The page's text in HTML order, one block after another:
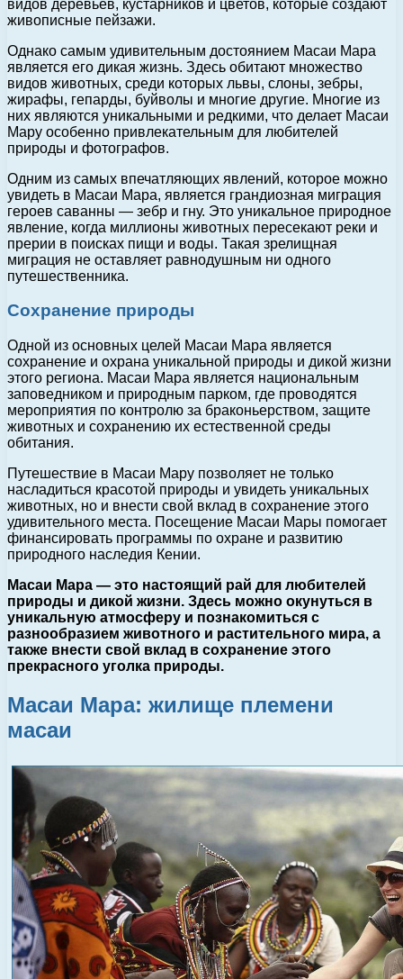
видов деревьев, кустарников и цветов, которые создают
живописные пейзажи.
Однако самым удивительным достоянием Масаи Мара
является его дикая жизнь. Здесь обитают множество
видов животных, среди которых львы, слоны, зебры,
жирафы, гепарды, буйволы и многие другие. Многие из
них являются уникальными и редкими, что делает Масаи
Мару особенно привлекательным для любителей
природы и фотографов.
Одним из самых впечатляющих явлений, которое можно
увидеть в Масаи Мара, является грандиозная миграция
героев саванны — зебр и гну. Это уникальное природное
явление, когда миллионы животных пересекают реки и
прерии в поисках пищи и воды. Такая зрелищная
миграция не оставляет равнодушным ни одного
путешественника.
Сохранение природы
Одной из основных целей Масаи Мара является
сохранение и охрана уникальной природы и дикой жизни
этого региона. Масаи Мара является национальным
заповедником и природным парком, где проводятся
мероприятия по контролю за браконьерством, защите
животных и сохранению их естественной среды
обитания.
Путешествие в Масаи Мару позволяет не только
насладиться красотой природы и увидеть уникальных
животных, но и внести свой вклад в сохранение этого
удивительного места. Посещение Масаи Мары помогает
финансировать программы по охране и развитию
природного наследия Кении.
Масаи Мара — это настоящий рай для любителей
природы и дикой жизни. Здесь можно окунуться в
уникальную атмосферу и познакомиться с
разнообразием животного и растительного мира, а
также внести свой вклад в сохранение этого
прекрасного уголка природы.
Масаи Мара: жилище племени
масаи